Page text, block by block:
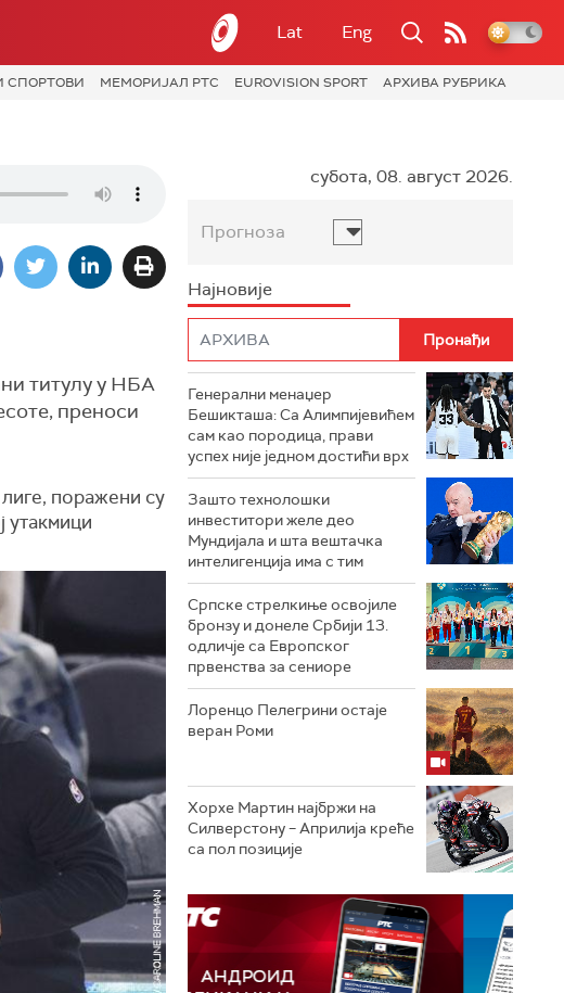
Lat Eng
СПОРТОВИ МЕМОРИЈАЛ РТС EUROVISION SPORT АРХИВА РУБРИКА
титулу у НБА
преноси
поражени су
утакмици
субота, 08. август 2026.
Прогноза
Најновије
Генерални менаџер
Бешикташа: Са Алимпијевићем
сам као породица, прави
успех није једном достићи врх
Зашто технолошки
инвеститори желе део
Мундијала и шта вештачка
интелигенција има с тим
Српске стрелкиње освојиле
бронзу и донеле Србији 13.
одличје са Европског
првенства за сениоре
Лоренцо Пелегрини остаје
веран Роми
Хорхе Мартин најбржи на
Силверстону – Априлија креће
са пол позиције